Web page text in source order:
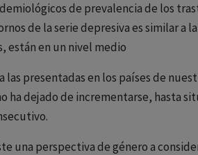
de prevalencia de los
de la serie depresiva es similar
están en un nivel medio
las presentadas en los países de
ha dejado de incrementarse, hasta
una perspectiva de género a